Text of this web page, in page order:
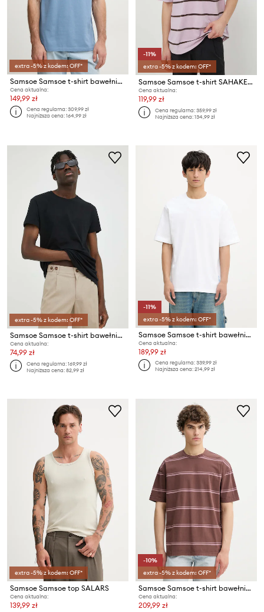
extra -5% z kodem: OFF*
Samsoe Samsoe t-shirt bawełniany Norsbro
Cena aktualna:
149,99 zł
Cena regularna:309,99 zł
Najniższa cena:164,99 zł
-11%
extra -5% z kodem: OFF*
Samsoe Samsoe t-shirt SAHAKEEM
Cena aktualna:
119,99 zł
Cena regularna:359,99 zł
Najniższa cena:134,99 zł
extra -5% z kodem: OFF*
Samsoe Samsoe t-shirt bawełniany KRONOS
Cena aktualna:
74,99 zł
Cena regularna:169,99 zł
Najniższa cena:82,99 zł
-11%
extra -5% z kodem: OFF*
Samsoe Samsoe t-shirt bawełniany SASWIRL
Cena aktualna:
189,99 zł
Cena regularna:339,99 zł
Najniższa cena:214,99 zł
extra -5% z kodem: OFF*
Samsoe Samsoe top SALARS
Cena aktualna:
139,99 zł
-10%
extra -5% z kodem: OFF*
Samsoe Samsoe t-shirt bawełniany SAHAKEEM
Cena aktualna:
209,99 zł